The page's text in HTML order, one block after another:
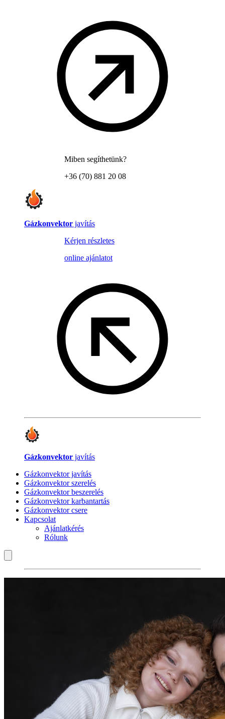
Miben segíthetünk?
+36 (70) 881 20 08
Gázkonvektor javítás
Kérjen részletes
online ajánlatot
Gázkonvektor javítás
Gázkonvektor javítás
Gázkonvektor szerelés
Gázkonvektor beszerelés
Gázkonvektor karbantartás
Gázkonvektor csere
Kapcsolat
Ajánlatkérés
Rólunk